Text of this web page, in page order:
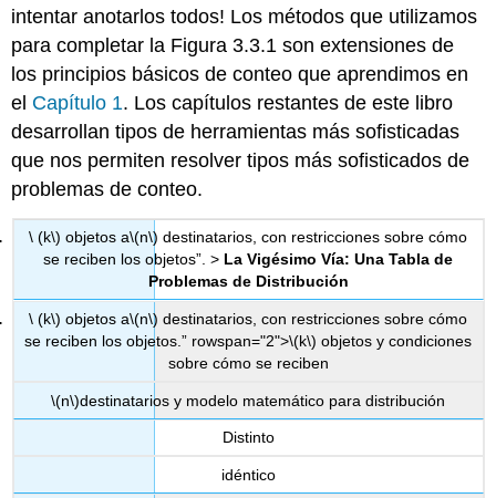
intentar anotarlos todos! Los métodos que utilizamos
para completar la Figura 3.3.1 son extensiones de
los principios básicos de conteo que aprendimos en
el Capítulo 1. Los capítulos restantes de este libro
desarrollan tipos de herramientas más sofisticadas
que nos permiten resolver tipos más sofisticados de
problemas de conteo.
\ (k\) objetos a\(n\) destinatarios, con restricciones sobre cómo
se reciben los objetos”. > La Vigésimo Vía: Una Tabla de
Problemas de Distribución
\ (k\) objetos a\(n\) destinatarios, con restricciones sobre cómo
se reciben los objetos.” rowspan="2">\(k\) objetos y condiciones
sobre cómo se reciben
\(n\)destinatarios y modelo matemático para distribución
Distinto
idéntico